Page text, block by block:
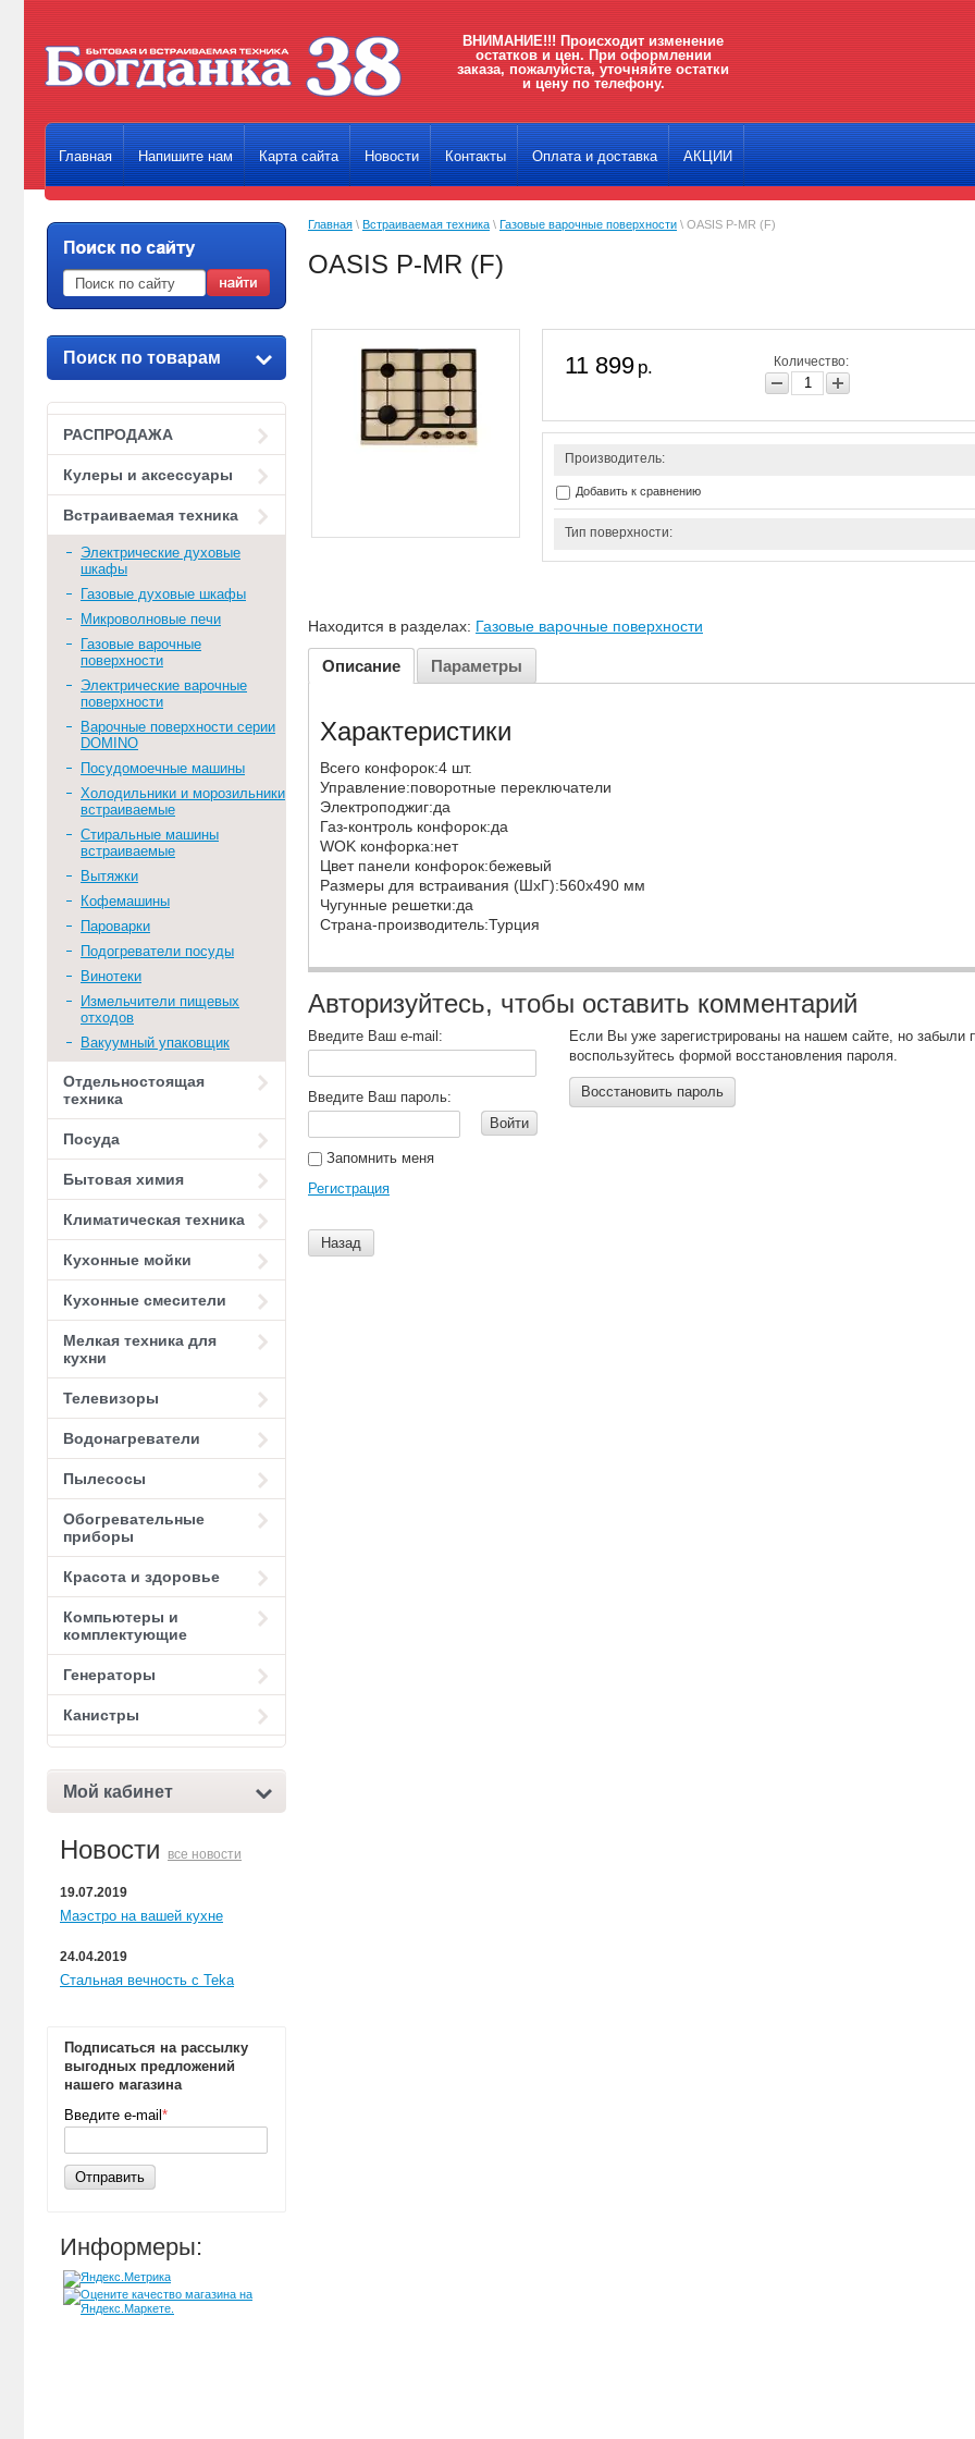
ВНИМАНИЕ!!! Происходит изменение
остатков и цен. При оформлении
заказа, пожалуйста, уточняйте остатки
и цену по телефону.
Главная Напишите нам Карта сайта Новости Контакты Оплата и доставка АКЦИИ
Поиск по товарам
РАСПРОДАЖА
Кулеры и аксессуары
Встраиваемая техника
Электрические духовые
шкафы
Газовые духовые шкафы
Микроволновые печи
Газовые варочные
поверхности
Электрические варочные
поверхности
Варочные поверхности серии
DOMINO
Посудомоечные машины
Холодильники и морозильники
встраиваемые
Стиральные машины
встраиваемые
Вытяжки
Кофемашины
Пароварки
Подогреватели посуды
Винотеки
Измельчители пищевых
отходов
Вакуумный упаковщик
Отдельностоящая
техника
Посуда
Бытовая химия
Климатическая техника
Кухонные мойки
Кухонные смесители
Мелкая техника для
кухни
Телевизоры
Водонагреватели
Пылесосы
Обогревательные
приборы
Красота и здоровье
Компьютеры и
комплектующие
Генераторы
Канистры
Мой кабинет
Новости все новости
19.07.2019
Маэстро на вашей кухне
24.04.2019
Стальная вечность с Teka
Подписаться на рассылку
выгодных предложений
нашего магазина
Введите e-mail *
Отправить
Информеры:
Главная \ Встраиваемая техника \ Газовые варочные поверхности \ OASIS P-MR (F)
OASIS P-MR (F)
11 899 р. Количество:
Производитель:
Добавить к сравнению
Тип поверхности:
Находится в разделах: Газовые варочные поверхности
Описание Параметры
Характеристики
Всего конфорок:4 шт.
Управление:поворотные переключатели
Электроподжиг:да
Газ-контроль конфорок:да
WOK конфорка:нет
Цвет панели конфорок:бежевый
Размеры для встраивания (ШхГ):560x490 мм
Чугунные решетки:да
Страна-производитель:Турция
Авторизуйтесь, чтобы оставить комментарий
Введите Ваш e-mail:
Введите Ваш пароль:
Войти
Запомнить меня
Регистрация
Если Вы уже зарегистрированы на нашем сайте, но
воспользуйтесь формой восстановления пароля.
Восстановить пароль
Назад